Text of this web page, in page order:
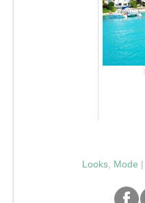
Looks, Mode |